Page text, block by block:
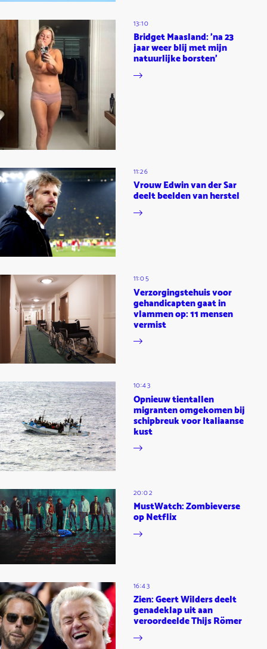
13:10
Bridget Maasland: 'na 23
jaar weer blij met mijn
natuurlijke borsten'
11:26
Vrouw Edwin van der Sar
deelt beelden van herstel
11:05
Verzorgingstehuis voor
gehandicapten gaat in
vlammen op: 11 mensen
vermist
10:43
Opnieuw tientallen
migranten omgekomen bij
schipbreuk voor Italiaanse
kust
20:02
MustWatch: Zombieverse
op Netflix
16:43
Zien: Geert Wilders deelt
genadeklap uit aan
veroordeelde Thijs Römer